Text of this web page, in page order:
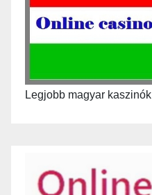
Legjobb magyar kaszinók